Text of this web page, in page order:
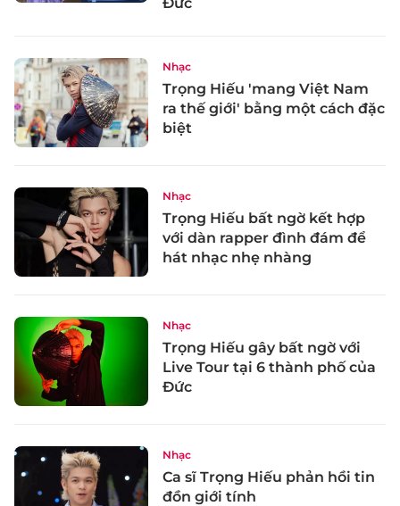
Đức
Nhạc
Trọng Hiếu 'mang Việt Nam
ra thế giới' bằng một cách đặc
biệt
Nhạc
Trọng Hiếu bất ngờ kết hợp
với dàn rapper đình đám để
hát nhạc nhẹ nhàng
Nhạc
Trọng Hiếu gây bất ngờ với
Live Tour tại 6 thành phố của
Đức
Nhạc
Ca sĩ Trọng Hiếu phản hồi tin
đồn giới tính